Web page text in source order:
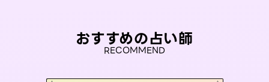
おすすめの占い師
RECOMMEND